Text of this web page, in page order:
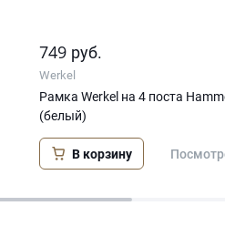
749 руб.
Werkel
Рамка Werkel на 4 поста
(белый)
В корзину